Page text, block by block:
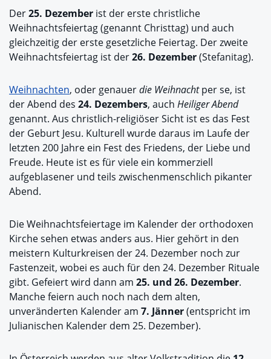
Der25. Dezember ist der erste christliche
Weihnachtsfeiertag (genannt Christtag) und auch
gleichzeitig der erste gesetzliche Feiertag. Der zweite
Weihnachtsfeiertag ist der26. Dezember(Stefanitag).
Weihnachten, oder genauerdie Weihnachtper se, ist
der Abend des 24. Dezembers, auch Heiliger Abend
genannt. Aus christlich-religiöser Sicht ist es das Fest
der Geburt Jesu. Kulturell wurde daraus im Laufe der
letzten 200 Jahre ein Fest des Friedens, der Liebe und
Freude. Heute ist es für viele ein kommerziell
aufgeblasener und teils zwischenmenschlich pikanter
Abend.
Die Weihnachtsfeiertage im Kalender der orthodoxen
Kirche sehen etwas anders aus. Hier gehört in den
meistern Kulturkreisen der 24. Dezember noch zur
Fastenzeit, wobei es auch für den 24. Dezember Rituale
gibt. Gefeiert wird dann am 25. und 26. Dezember.
Manche feiern auch noch nach dem alten,
unveränderten Kalender am 7. Jänner(entspricht im
Julianischen Kalender dem 25. Dezember).